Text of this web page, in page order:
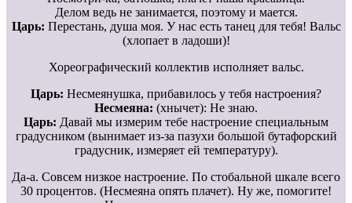
Делом ведь не занимается, поэтому и мается.
Царь: Перестань, душа моя. У нас есть танец для тебя! Вальс
(хлопает в ладоши)!
Хореографический коллектив исполняет вальс.
Царь: Несмеянушка, прибавилось у тебя настроения?
Несмеяна: (хнычет): Не знаю.
Царь: Давай мы измерим тебе настроение специальным
градусником (вынимает из-за пазухи большой бутафорский
градусник, измеряет ей температуру).
Да-а. Совсем низкое настроение. По стобальной шкале всего
30 процентов. (Несмеяна опять плачет). Ну же, помогите!